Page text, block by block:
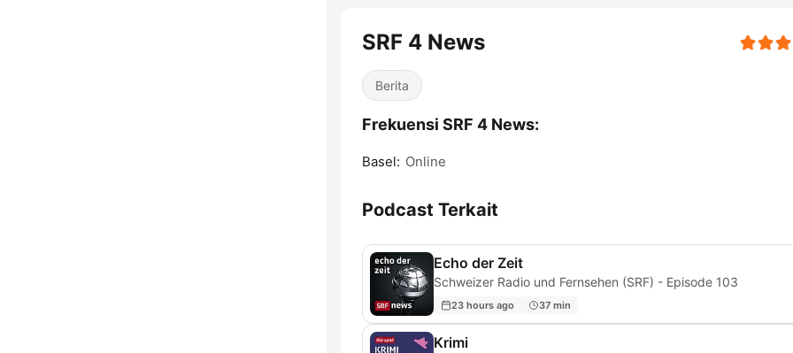
SRF 4 News
Berita
Frekuensi SRF 4 News:
Basel: Online
Podcast Terkait
Echo der Zeit
Schweizer Radio und Fernsehen (SRF) - Episode 103
23 hours ago 37 min
Krimi